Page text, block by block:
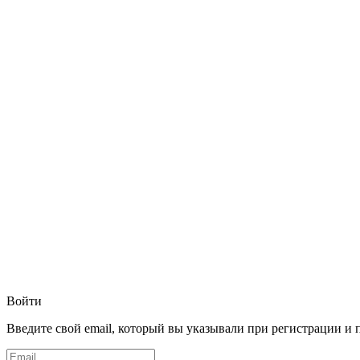
Войти
Введите свой email, который вы указывали при регистрации и